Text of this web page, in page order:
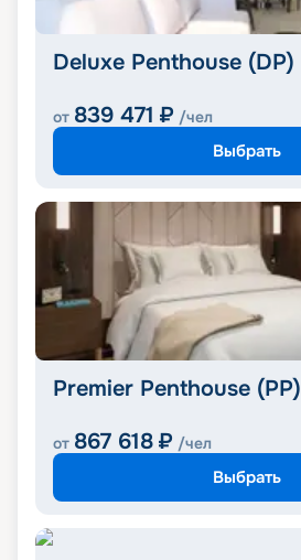
Deluxe Penthouse (DP)
от 839 471 ₽ /чел
Выбрать
Premier Penthouse (PP)
от 867 618 ₽ /чел
Выбрать